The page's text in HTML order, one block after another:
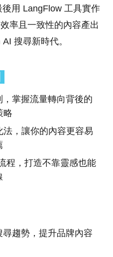
用 LangFlow 工具實作
率且一致性的內容產出
搜尋新時代。
掌握流量轉向背後的
略
，讓你的內容更容易
程，打造不靠靈感也能
趨勢，提升品牌內容